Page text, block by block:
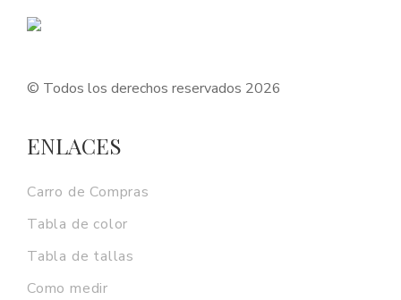
© Todos los derechos reservados 2026
ENLACES
Carro de Compras
Tabla de color
Tabla de tallas
Como medir